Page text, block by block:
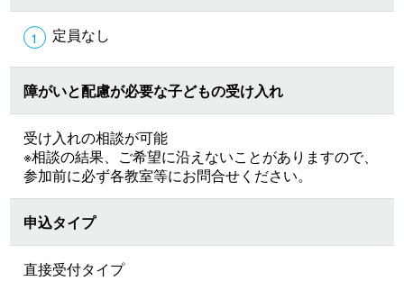
定員なし
障がいと配慮が必要な子どもの受け入れ
受け入れの相談が可能
※相談の結果、ご希望に沿えないことがありますので、
参加前に必ず各教室等にお問合せください。
申込タイプ
直接受付タイプ